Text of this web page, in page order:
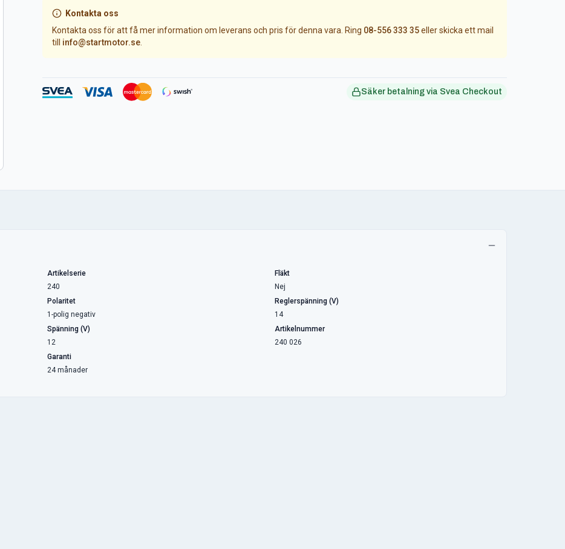
Kontakta oss
Kontakta oss för att få mer information om leverans och pris för denna vara. Ring 08-556 333 35eller skicka ett mail
till
info@startmotor.se
Säker betalning via Svea Checkout
Artikelserie
240
Fläkt
Nej
Polaritet
1-polig negativ
Reglerspänning (V)
14
Spänning (V)
12
Artikelnummer
240 026
Garanti
24 månader